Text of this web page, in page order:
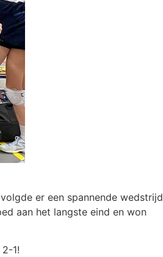
er een spannende wedstrijd
aan het langste eind en won
1!